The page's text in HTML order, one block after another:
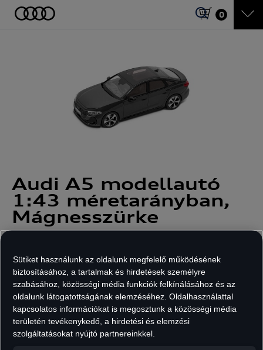
0
Audi A5 modellautó
1:43 méretarányban,
Mágnesszürke
23 190Ft
Áfát tartalmaz, szállítási költségek nélkül.
Darab:
Sütiket használunk az oldalunk megfelelő működésének
biztosításához, a tartalmak és hirdetések személyre
szabásához, közösségi média funkciók felkínálásához és az
oldalunk látogatottságának elemzéséhez. Oldalhasználattal
kapcsolatos információkat is megosztunk a közösségi média
területén tevékenykedő, a hirdetési és elemzési
szolgáltatásokat nyújtó partnereinkkel.